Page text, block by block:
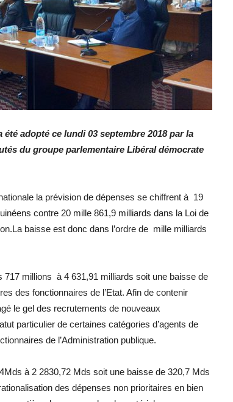
adopté ce lundi 03 septembre 2018 par la
du groupe parlementaire Libéral démocrate
la prévision de dépenses se chiffrent à 19
contre 20 mille 861,9 milliards dans la Loi de
baisse est donc dans l’ordre de mille milliards
millions à 4 631,91 milliards soit une baisse de
des fonctionnaires de l’Etat. Afin de contenir
le gel des recrutements de nouveaux
particulier de certaines catégories d’agents de
de l’Administration publique.
à 2 2830,72 Mds soit une baisse de 320,7 Mds
des dépenses non prioritaires en bien